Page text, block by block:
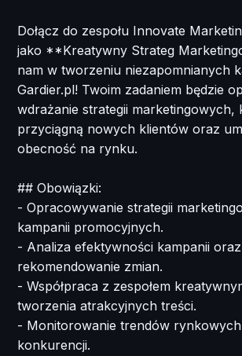
Dołącz do zespołu Innovate
jako **Kreatywny Strateg
nam w tworzeniu niezapomnianych
Gardier.pl! Twoim zadaniem będzie
wdrażanie strategii marketingowych,
przyciągną nowych klientów oraz
obecność na rynku.
## Obowiązki:
- Opracowywanie strategii
kampanii promocyjnych.
- Analiza efektywności kampanii oraz
rekomendowanie zmian.
- Współpraca z zespołem
tworzenia atrakcyjnych treści.
- Monitorowanie trendów rynkowych
konkurencji.